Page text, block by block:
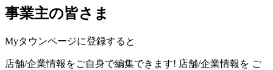
事業主の皆さま
Myタウンページに登録すると
店舗/企業情報をご自身で編集できます! 店舗/企業情報を ご